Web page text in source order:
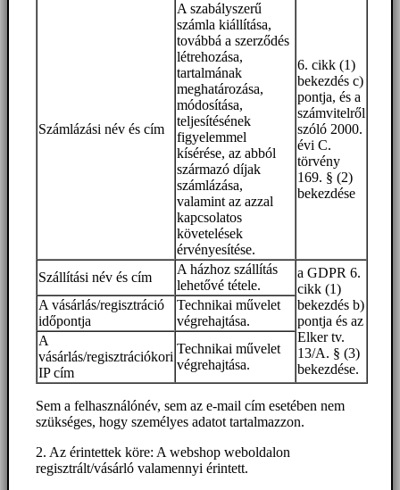
Számlázási név és cím
A szabályszerű
számla kiállítása,
továbbá a szerződés
létrehozása,
tartalmának
meghatározása,
módosítása,
teljesítésének
figyelemmel
kísérése, az abból
származó díjak
számlázása,
valamint az azzal
kapcsolatos
követelések
érvényesítése.
6. cikk (1)
bekezdés c)
pontja, és a
számvitelről
szóló 2000.
évi C.
törvény
169. § (2)
bekezdése
Szállítási név és cím
A házhoz szállítás
lehetővé tétele.
a GDPR 6.
cikk (1)
bekezdés b)
pontja és az
Elker tv.
13/A. § (3)
bekezdése.
A vásárlás/regisztráció
időpontja
Technikai művelet
végrehajtása.
A
vásárlás/regisztrációkori
IP cím
Technikai művelet
végrehajtása.
Sem a felhasználónév, sem az e-mail cím esetében nem
szükséges, hogy személyes adatot tartalmazzon.
2. Az érintettek köre: A webshop weboldalon
regisztrált/vásárló valamennyi érintett.